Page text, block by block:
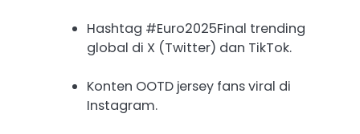
Hashtag #Euro2025Final trending
global di X (Twitter) dan TikTok.
Konten OOTD jersey fans viral di
Instagram.